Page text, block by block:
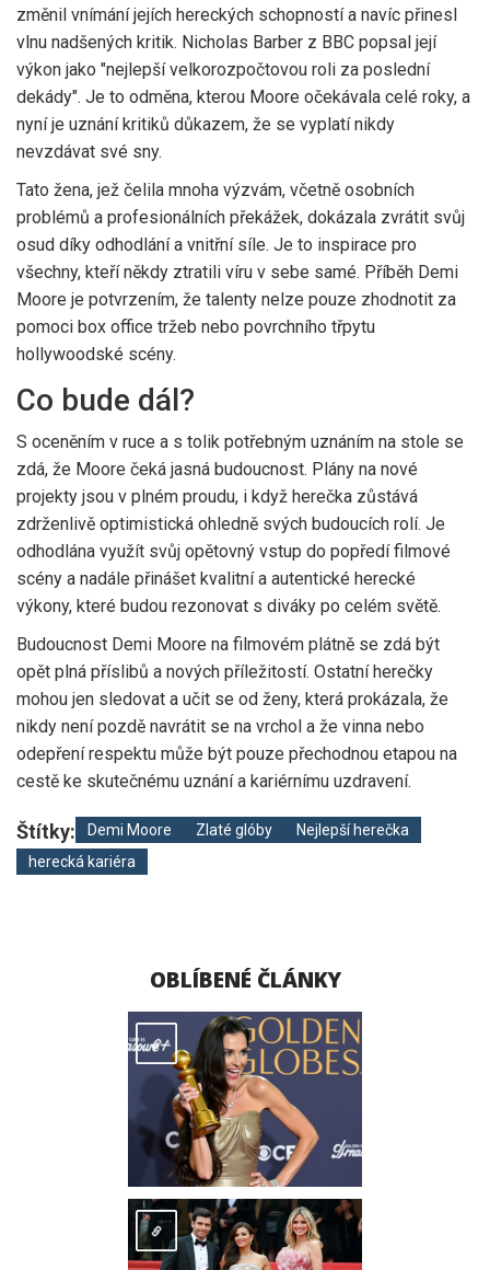
změnil vnímání jejích hereckých schopností a navíc přinesl
vlnu nadšených kritik. Nicholas Barber z BBC popsal její
výkon jako "nejlepší velkorozpočtovou roli za poslední
dekády". Je to odměna, kterou Moore očekávala celé roky, a
nyní je uznání kritiků důkazem, že se vyplatí nikdy
nevzdávat své sny.
Tato žena, jež čelila mnoha výzvám, včetně osobních
problémů a profesionálních překážek, dokázala zvrátit svůj
osud díky odhodlání a vnitřní síle. Je to inspirace pro
všechny, kteří někdy ztratili víru v sebe samé. Příběh Demi
Moore je potvrzením, že talenty nelze pouze zhodnotit za
pomoci box office tržeb nebo povrchního třpytu
hollywoodské scény.
Co bude dál?
S oceněním v ruce a s tolik potřebným uznáním na stole se
zdá, že Moore čeká jasná budoucnost. Plány na nové
projekty jsou v plném proudu, i když herečka zůstává
zdrženlivě optimistická ohledně svých budoucích rolí. Je
odhodlána využít svůj opětovný vstup do popředí filmové
scény a nadále přinášet kvalitní a autentické herecké
výkony, které budou rezonovat s diváky po celém světě.
Budoucnost Demi Moore na filmovém plátně se zdá být
opět plná příslibů a nových příležitostí. Ostatní herečky
mohou jen sledovat a učit se od ženy, která prokázala, že
nikdy není pozdě navrátit se na vrchol a že vinna nebo
odepření respektu může být pouze přechodnou etapou na
cestě ke skutečnému uznání a kariérnímu uzdravení.
Štítky: Demi Moore Zlaté glóby
Nejlepší herečka
herecká kariéra
OBLÍBENÉ ČLÁNKY